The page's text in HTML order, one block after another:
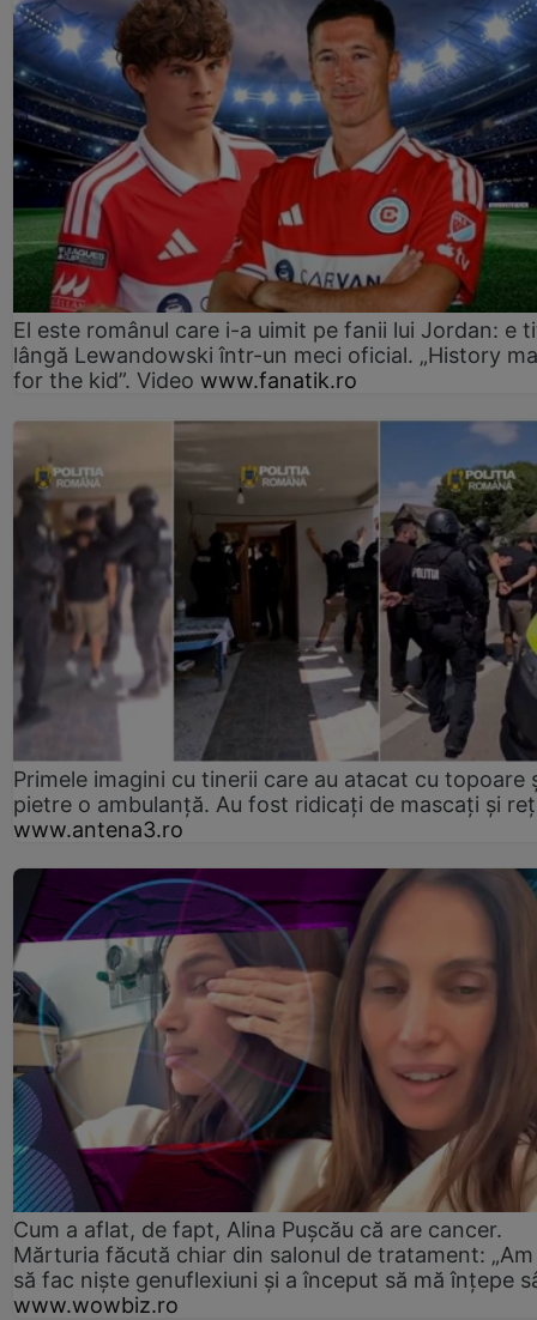
El este românul care i-a uimit pe fanii lui Jordan: e
lângă Lewandowski într-un meci oficial. „History
for the kid”. Video www.fanatik.ro
Primele imagini cu tinerii care au atacat cu topoare
pietre o ambulanță. Au fost ridicați de mascați și
www.antena3.ro
Cum a aflat, de fapt, Alina Pușcău că are cancer.
Mărturia făcută chiar din salonul de tratament:
să fac niște genuflexiuni și a început să mă înțepe
www.wowbiz.ro